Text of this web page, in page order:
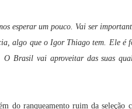
esperar um pouco. Vai ser
algo que o Igor Thiago tem. Ele é
Brasil vai aproveitar das suas
do ranqueamento ruim da seleção